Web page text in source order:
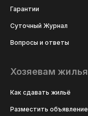
Гарантии
Суточный Журнал
Вопросы и ответы
Хозяевам жилья
Как сдавать жильё
Разместить объявление